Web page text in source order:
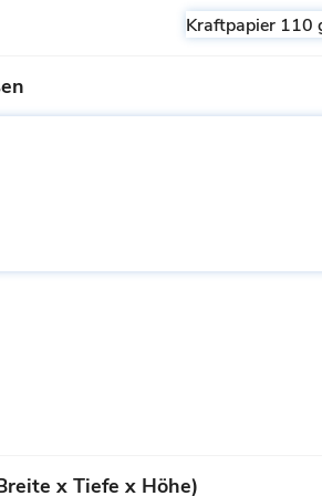
Kraftpapier 110
x Tiefe x Höhe)